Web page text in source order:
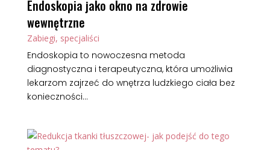
Endoskopia jako okno na zdrowie
wewnętrzne
Zabiegi, specjaliści
Endoskopia to nowoczesna metoda
diagnostyczna i terapeutyczna, która umożliwia
lekarzom zajrzeć do wnętrza ludzkiego ciała bez
konieczności...